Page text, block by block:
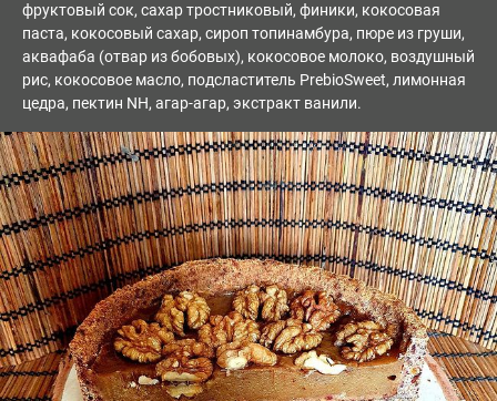
фруктовый сок, сахар тростниковый, финики, кокосовая
паста, кокосовый сахар, сироп топинамбура, пюре из груши,
аквафаба (отвар из бобовых), кокосовое молоко, воздушный
рис, кокосовое масло, подсластитель PrebioSweet, лимонная
цедра, пектин NH, агар-агар, экстракт ванили.